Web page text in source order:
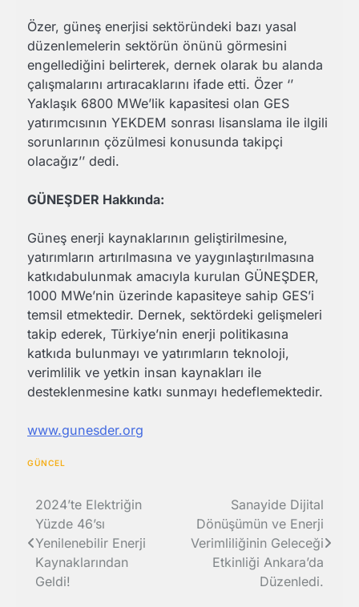
Özer, güneş enerjisi sektöründeki bazı yasal
düzenlemelerin sektörün önünü görmesini
engellediğini belirterek, dernek olarak bu alanda
çalışmalarını artıracaklarını ifade etti. Özer ‘’
Yaklaşık 6800 MWe’lik kapasitesi olan GES
yatırımcısının YEKDEM sonrası lisanslama ile ilgili
sorunlarının çözülmesi konusunda takipçi
olacağız’’ dedi.
GÜNEŞDER Hakkında:
Güneş enerji kaynaklarının geliştirilmesine,
yatırımların artırılmasına ve yaygınlaştırılmasına
katkıdabulunmak amacıyla kurulan GÜNEŞDER,
1000 MWe’nin üzerinde kapasiteye sahip GES’i
temsil etmektedir. Dernek, sektördeki gelişmeleri
takip ederek, Türkiye’nin enerji politikasına
katkıda bulunmayı ve yatırımların teknoloji,
verimlilik ve yetkin insan kaynakları ile
desteklenmesine katkı sunmayı hedeflemektedir.
www.gunesder.org
GÜNCEL
Yazı
gezinmesi
2024’te Elektriğin
Yüzde 46’sı
Yenilenebilir Enerji
Kaynaklarından
Geldi!
Sanayide Dijital
Dönüşümün ve Enerji
Verimliliğinin Geleceği
Etkinliği Ankara’da
Düzenledi.